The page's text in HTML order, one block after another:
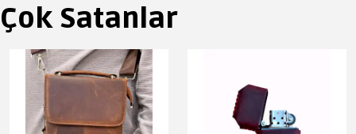
Çok Satanlar